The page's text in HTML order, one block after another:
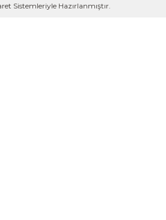
Sistemleriyle Hazırlanmıştır.